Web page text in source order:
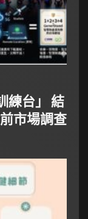
練台」 結
市場調查